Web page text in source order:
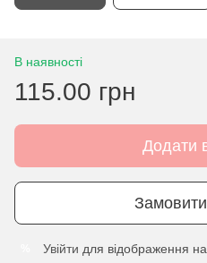
В наявності
115.00 грн
Додати
Увійти для відображення